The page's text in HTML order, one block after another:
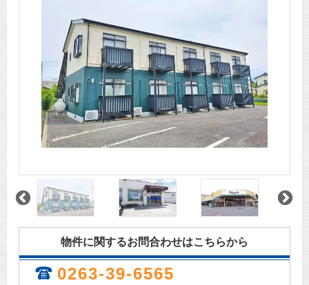
物件に関するお問合わせはこちらから
0263-39-6565